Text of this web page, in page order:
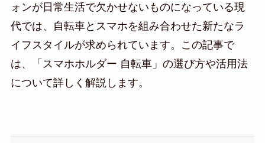
ォンが日常生活で欠かせないものになっている現
代では、自転車とスマホを組み合わせた新たなラ
イフスタイルが求められています。この記事で
は、「スマホホルダー 自転車」の選び方や活用法
について詳しく解説します。